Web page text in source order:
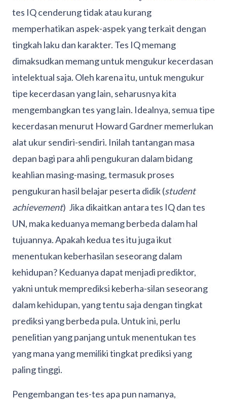
tes IQ cenderung tidak atau kurang
memperhatikan aspek-aspek yang terkait dengan
tingkah laku dan karakter. Tes IQ memang
dimaksudkan memang untuk mengukur kecerdasan
intelektual saja. Oleh karena itu, untuk mengukur
tipe kecerdasan yang lain, seharusnya kita
mengembangkan tes yang lain. Idealnya, semua tipe
kecerdasan menurut Howard Gardner memerlukan
alat ukur sendiri-sendiri. Inilah tantangan masa
depan bagi para ahli pengukuran dalam bidang
keahlian masing-masing, termasuk proses
pengukuran hasil belajar peserta didik (student
achievement) Jika dikaitkan antara tes IQ dan tes
UN, maka keduanya memang berbeda dalam hal
tujuannya. Apakah kedua tes itu juga ikut
menentukan keberhasilan seseorang dalam
kehidupan? Keduanya dapat menjadi prediktor,
yakni untuk memprediksi keberha-silan seseorang
dalam kehidupan, yang tentu saja dengan tingkat
prediksi yang berbeda pula. Untuk ini, perlu
penelitian yang panjang untuk menentukan tes
yang mana yang memiliki tingkat prediksi yang
paling tinggi.
Pengembangan tes-tes apa pun namanya,